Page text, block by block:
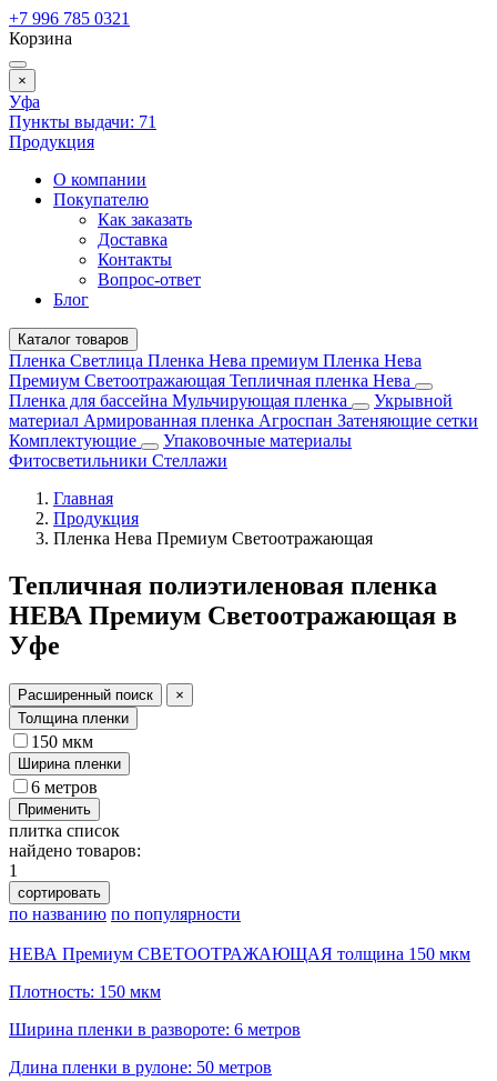
+7 996 785 0321
Корзина
×
Уфа
Пункты выдачи: 71
Продукция
О компании
Покупателю
Как заказать
Доставка
Контакты
Вопрос-ответ
Блог
Каталог товаров
Пленка Светлица Пленка Нева премиум Пленка Нева
Премиум Светоотражающая Тепличная пленка Нева
Пленка для бассейна Мульчирующая пленка
Укрывной
материал Армированная пленка Агроспан Затеняющие сетки
Комплектующие
Упаковочные материалы
Фитосветильники Стеллажи
Главная
Продукция
Пленка Нева Премиум Светоотражающая
Тепличная полиэтиленовая пленка
НЕВА Премиум Светоотражающая в
Уфе
Расширенный поиск
×
Толщина пленки
150 мкм
Ширина пленки
6 метров
Применить
плитка список
найдено товаров:
1
сортировать
по названию по популярности
НЕВА Премиум СВЕТООТРАЖАЮЩАЯ толщина 150 мкм
Плотность: 150 мкм
Ширина пленки в развороте: 6 метров
Длина пленки в рулоне: 50 метров